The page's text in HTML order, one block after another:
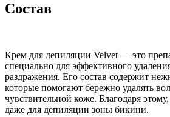
Состав
Крем для депиляции Velvet — это
специально для эффективного
раздражения. Его состав содержит
которые помогают бережно удалять
чувствительной коже. Благодаря
даже для депиляции зоны бикини.